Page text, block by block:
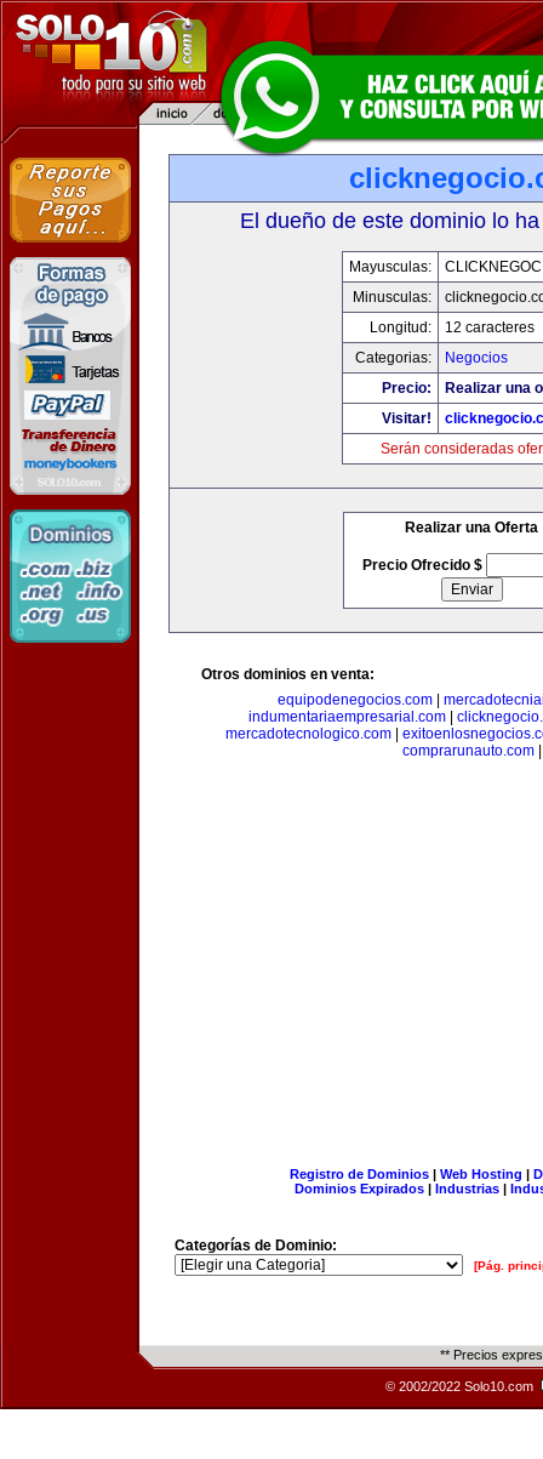
El dueño de este dominio lo
Mayusculas:
Minusculas:
Longitud:
12 caracteres
Categorias:
Negocios
Precio:
Realizar una
Visitar!
Serán consideradas
Realizar una Oferta
Precio Ofrecido $
Otros dominios en venta:
equipodenegocios.com|
indumentariaempresarial.com
mercadotecnologico.com
comprarunauto.com|
Registro de Dominios| Web Hosting |
Dominios Expirados | Industrias |
Categorías de Dominio:
[Pág.
** Precios
© 2002/2022 Solo10.com